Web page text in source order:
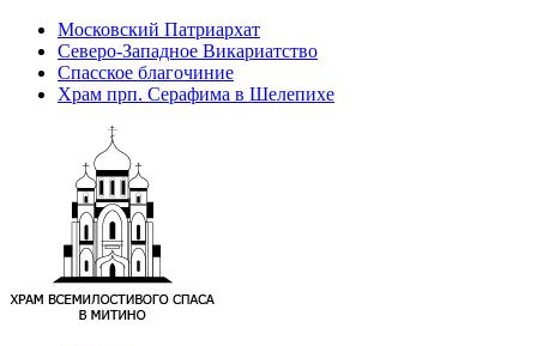
Московский Патриархат
Северо-Западное Викариатство
Спасское благочиние
Храм прп. Серафима в Шелепихе